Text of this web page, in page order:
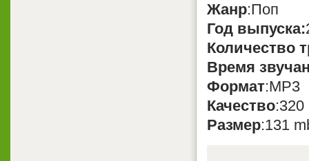
Жанр:Поп
Год выпуска:
Количество
Время
Формат:MP3
Качество:320
Размер:131